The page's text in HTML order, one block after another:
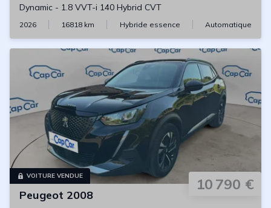
Dynamic - 1.8 VVT-i 140 Hybrid CVT
2026 16818 km Hybride essence Automatique
VOITURE VENDUE 10 790 €
Peugeot 2008